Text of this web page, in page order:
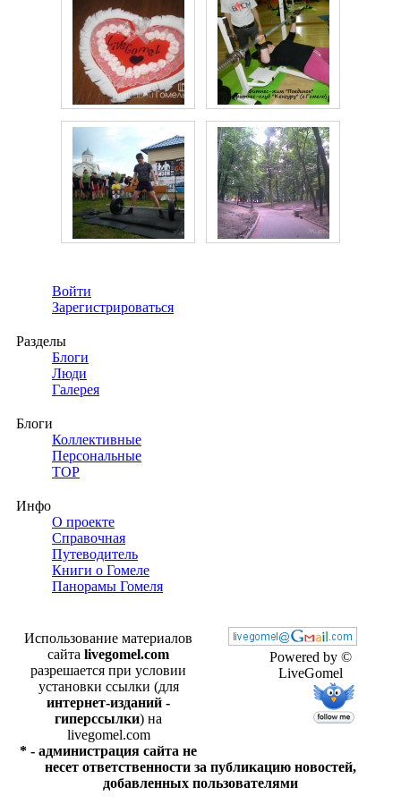
Войти
Зарегистрироваться
Разделы
Блоги
Люди
Галерея
Блоги
Коллективные
Персональные
TOP
Инфо
О проекте
Справочная
Путеводитель
Книги о Гомеле
Панорамы Гомеля
Powered by ©
LiveGomel
Использование материалов
сайта livegomel.com
разрешается при условии
установки ссылки (для
интернет-изданий -
гиперссылки) на
livegomel.com
* - администрация сайта не
несет ответственности за публикацию новостей,
добавленных пользователями